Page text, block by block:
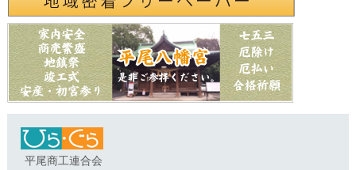
平尾商工連合会